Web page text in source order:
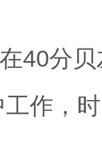
40分
作，